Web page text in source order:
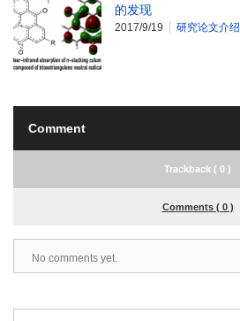
的发现
2017/9/19 研究论文介绍
Comment
Trackback ( 0 )
Comments ( 0 )
No comments yet.